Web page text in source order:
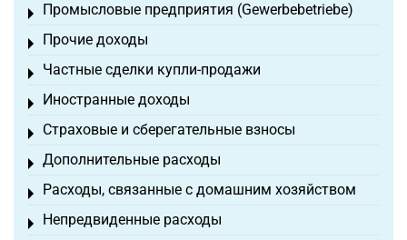
Промысловые предприятия (Gewerbebetriebe)
Toggle menu
Прочие доходы
Toggle menu
Частные сделки купли-продажи
Toggle menu
Иностранные доходы
Toggle menu
Страховые и сберегательные взносы
Toggle menu
Дополнительные расходы
Toggle menu
Расходы, связанные с домашним хозяйством
Toggle menu
Непредвиденные расходы
Toggle menu